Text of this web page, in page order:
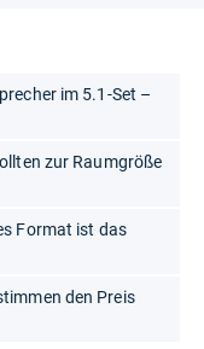
im 5.1-Set –
zur Raumgröße
Format ist das
den Preis